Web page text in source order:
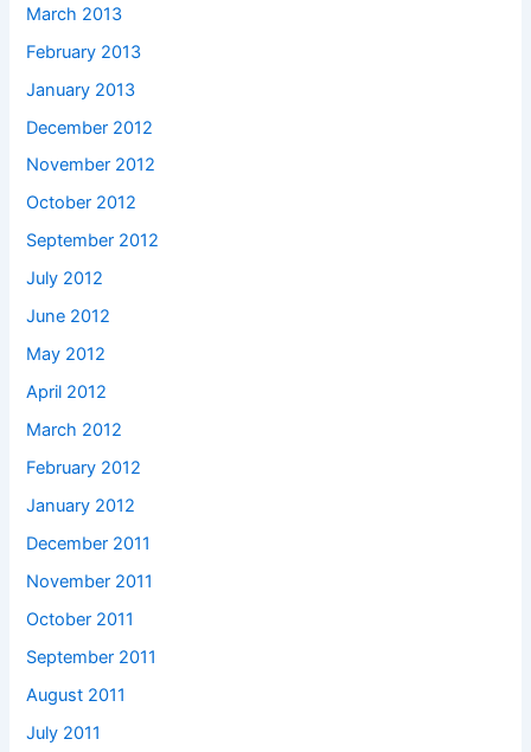
March 2013
February 2013
January 2013
December 2012
November 2012
October 2012
September 2012
July 2012
June 2012
May 2012
April 2012
March 2012
February 2012
January 2012
December 2011
November 2011
October 2011
September 2011
August 2011
July 2011